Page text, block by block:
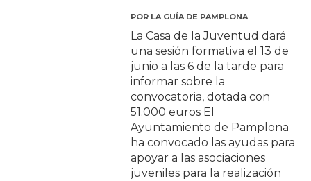
POR LA GUÍA DE PAMPLONA
La Casa de la Juventud dará
una sesión formativa el 13 de
junio a las 6 de la tarde para
informar sobre la
convocatoria, dotada con
51.000 euros El
Ayuntamiento de Pamplona
ha convocado las ayudas para
apoyar a las asociaciones
juveniles para la realización